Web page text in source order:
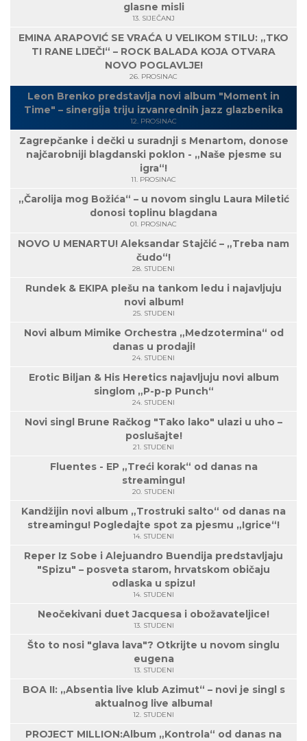
glasne misli
13. SIJEČANJ
EMINA ARAPOVIĆ SE VRAĆA U VELIKOM STILU: „TKO
TI RANE LIJEČI“ – ROCK BALADA KOJA OTVARA
NOVO POGLAVLJE!
26. PROSINAC
Leon Brenko predstavlja novi album "Moment in
Time" – sinergija triju izvanrednih jazz glazbenika
12. PROSINAC
Zagrepčanke i dečki u suradnji s Menartom, donose
najčarobniji blagdanski poklon - „Naše pjesme su
igra“!
11. PROSINAC
„Čarolija mog Božića“ – u novom singlu Laura Miletić
donosi toplinu blagdana
01. PROSINAC
NOVO U MENARTU! Aleksandar Stajčić – „Treba nam
čudo“!
28. STUDENI
Rundek & EKIPA plešu na tankom ledu i najavljuju
novi album!
25. STUDENI
Novi album Mimike Orchestra „Medzotermina“ od
danas u prodaji!
24. STUDENI
Erotic Biljan & His Heretics najavljuju novi album
singlom „P-p-p Punch“
24. STUDENI
Novi singl Brune Račkog "Tako lako" ulazi u uho –
poslušajte!
21. STUDENI
Fluentes - EP „Treći korak“ od danas na
streamingu!
20. STUDENI
Kandžijin novi album „Trostruki salto“ od danas na
streamingu! Pogledajte spot za pjesmu „Igrice“!
14. STUDENI
Reper Iz Sobe i Alejuandro Buendija predstavljaju
"Spizu" – posveta starom, hrvatskom običaju
odlaska u spizu!
14. STUDENI
Neočekivani duet Jacquesa i obožavateljice!
13. STUDENI
Što to nosi "glava lava"? Otkrijte u novom singlu
eugena
13. STUDENI
BOA II: „Absentia live klub Azimut“ – novi je singl s
aktualnog live albuma!
12. STUDENI
PROJECT MILLION:Album „Kontrola“ od danas na